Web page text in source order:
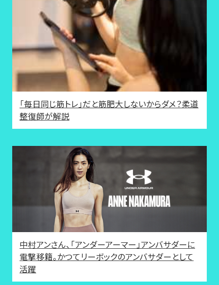
「毎日同じ筋トレ」だと筋肥大しないからダメ？柔道
整復師が解説
中村アンさん、「アンダーアーマー」アンバサダーに
電撃移籍。かつてリーボックのアンバサダーとして
活躍